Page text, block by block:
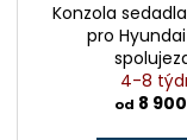
Konzola
pro
4-8
od 8